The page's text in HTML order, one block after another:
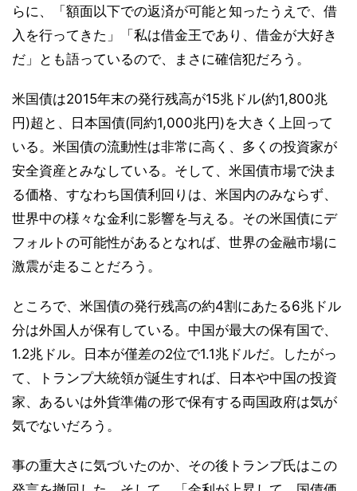
らに、「額面以下での返済が可能と知ったうえで、借
入を行ってきた」「私は借金王であり、借金が大好き
だ」とも語っているので、まさに確信犯だろう。
米国債は2015年末の発行残高が15兆ドル(約1,800兆
円)超と、日本国債(同約1,000兆円)を大きく上回って
いる。米国債の流動性は非常に高く、多くの投資家が
安全資産とみなしている。そして、米国債市場で決ま
る価格、すなわち国債利回りは、米国内のみならず、
世界中の様々な金利に影響を与える。その米国債にデ
フォルトの可能性があるとなれば、世界の金融市場に
激震が走ることだろう。
ところで、米国債の発行残高の約4割にあたる6兆ドル
分は外国人が保有している。中国が最大の保有国で、
1.2兆ドル。日本が僅差の2位で1.1兆ドルだ。したがっ
て、トランプ大統領が誕生すれば、日本や中国の投資
家、あるいは外貨準備の形で保有する両国政府は気が
気でないだろう。
事の重大さに気づいたのか、その後トランプ氏はこの